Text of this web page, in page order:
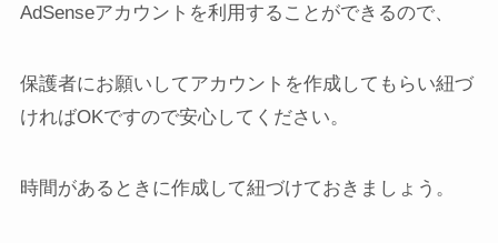
AdSenseアカウントを利用することができるので、
保護者にお願いしてアカウントを作成してもらい紐づ
ければOKですので安心してください。
時間があるときに作成して紐づけておきましょう。